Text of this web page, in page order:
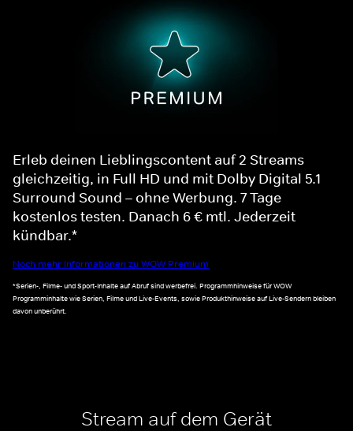
Erleb deinen Lieblingscontent auf 2 Streams
gleichzeitig, in Full HD und mit Dolby Digital 5.1
Surround Sound – ohne Werbung. 7 Tage
kostenlos testen. Danach 6 € mtl. Jederzeit
kündbar.*
Noch mehr Informationen zu WOW Premium
*Serien-, Filme- und Sport-Inhalte auf Abruf sind werbefrei. Programmhinweise für WOW
Programminhalte wie Serien, Filme und Live-Events, sowie Produkthinweise auf Live-Sendern bleiben
davon unberührt.
Stream auf dem Gerät